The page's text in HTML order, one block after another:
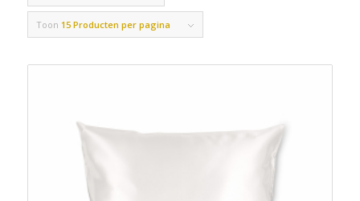
Toon 15 Producten per pagina